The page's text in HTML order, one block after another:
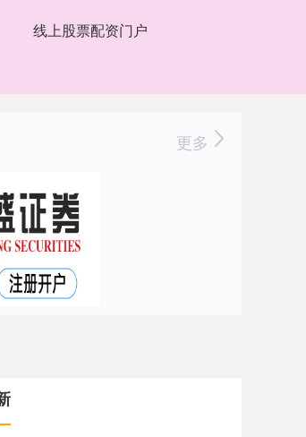
线上股票配资门户
更多